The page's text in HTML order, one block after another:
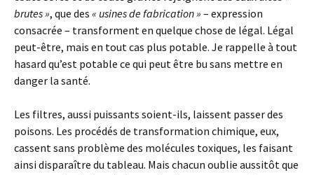
brutes », que des « usines de fabrication » – expression
consacrée – transforment en quelque chose de légal. Légal
peut-être, mais en tout cas plus potable. Je rappelle à tout
hasard qu’est potable ce qui peut être bu sans mettre en
danger la santé.
Les filtres, aussi puissants soient-ils, laissent passer des
poisons. Les procédés de transformation chimique, eux,
cassent sans problème des molécules toxiques, les faisant
ainsi disparaître du tableau. Mais chacun oublie aussitôt que